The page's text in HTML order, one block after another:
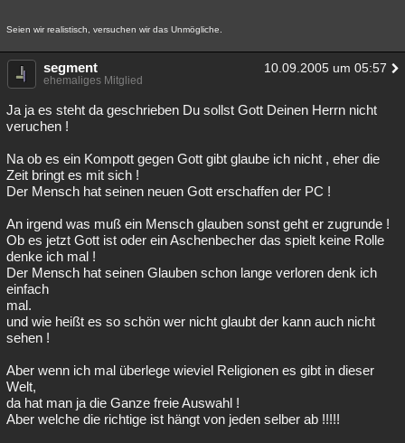
Seien wir realistisch, versuchen wir das Unmögliche.
segment 10.09.2005 um 05:57
ehemaliges Mitglied
Ja ja es steht da geschrieben Du sollst Gott Deinen Herrn nicht
veruchen !
Na ob es ein Kompott gegen Gott gibt glaube ich nicht , eher die
Zeit bringt es mit sich !
Der Mensch hat seinen neuen Gott erschaffen der PC !
An irgend was muß ein Mensch glauben sonst geht er zugrunde !
Ob es jetzt Gott ist oder ein Aschenbecher das spielt keine Rolle
denke ich mal !
Der Mensch hat seinen Glauben schon lange verloren denk ich
einfach
mal.
und wie heißt es so schön wer nicht glaubt der kann auch nicht
sehen !
Aber wenn ich mal überlege wieviel Religionen es gibt in dieser
Welt,
da hat man ja die Ganze freie Auswahl !
Aber welche die richtige ist hängt von jeden selber ab !!!!!